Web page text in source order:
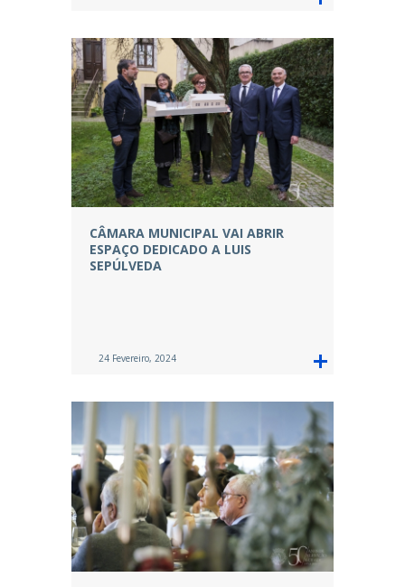
CÂMARA MUNICIPAL VAI ABRIR
ESPAÇO DEDICADO A LUIS
SEPÚLVEDA
24 Fevereiro, 2024